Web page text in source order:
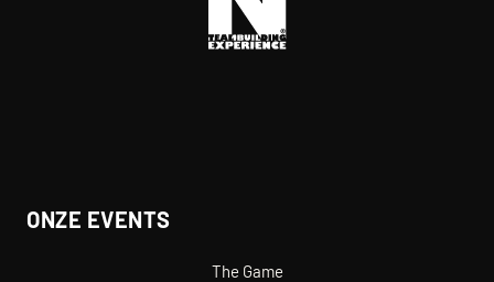
ONZE EVENTS
The Game